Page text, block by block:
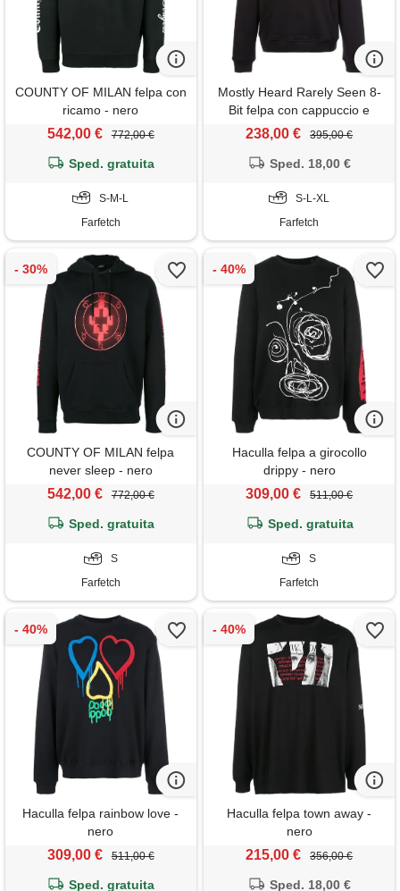
COUNTY OF MILAN felpa con
ricamo - nero
542,00 € 772,00 €
Sped. gratuita
S-M-L
Farfetch
Mostly Heard Rarely Seen 8-
Bit felpa con cappuccio e
stampa - nero
238,00 € 395,00 €
Sped. 18,00 €
S-L-XL
Farfetch
COUNTY OF MILAN felpa
never sleep - nero
542,00 € 772,00 €
Sped. gratuita
S
Farfetch
Haculla felpa a girocollo
drippy - nero
309,00 € 511,00 €
Sped. gratuita
S
Farfetch
Haculla felpa rainbow love -
nero
309,00 € 511,00 €
Sped. gratuita
Haculla felpa town away -
nero
215,00 € 356,00 €
Sped. 18,00 €